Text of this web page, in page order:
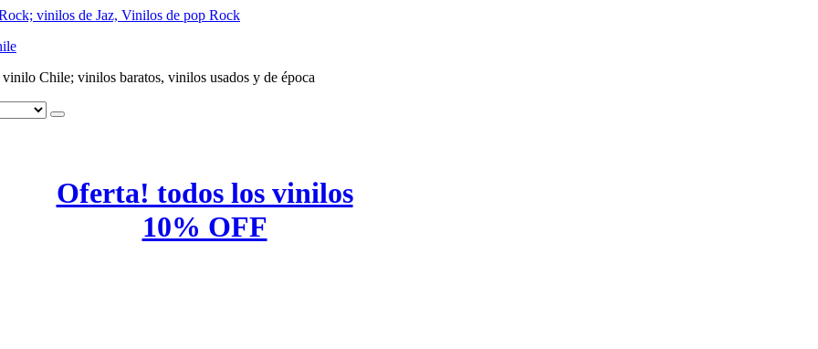
Chile; vinilos baratos, vinilos usados y de época
Oferta! todos los vinilos
10% OFF